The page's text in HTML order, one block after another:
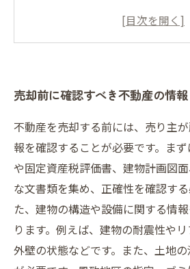
売却前に確認すべき不動産の情報
不動産を売却する前には、売り主
報を確認することが必要です。ま
や固定資産税評価書、建物計画図
な文書類を集め、正確性を確認す
た、建物の構造や設備に関する情
ります。例えば、建物の耐震性や
外壁の状態などです。また、土地